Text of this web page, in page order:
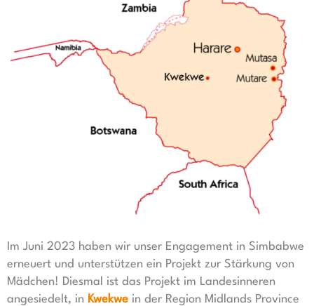
Im Juni 2023 haben wir unser Engagement in Simbabwe
erneuert und unterstützen ein Projekt zur Stärkung von
Mädchen! Diesmal ist das Projekt im Landesinneren
angesiedelt, in Kwekwe in der Region Midlands Province